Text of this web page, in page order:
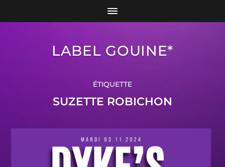
LABEL GOUINE*
ÉTIQUETTE
SUZETTE ROBICHON